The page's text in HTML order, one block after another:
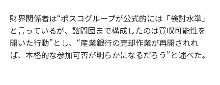
財界関係者は“ポスコグループが公式的には「検討水準」
と言っているが、諮問団まで構成したのは買収可能性を
開いた行動”とし、“産業銀行の売却作業が再開されれ
ば、本格的な参加可否が明らかになるだろう”と述べた。